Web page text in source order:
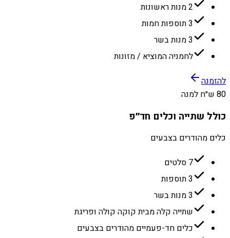
2 מנות ראשונות
3 תוספות חמות
3 מנות בשר
לחמניה המוציא / מזונות
להזמנה
80 ש״ח למנה
כולל שתייה וכלים חד״פ
כלים מהודרים בצבעים
7 סלטים
3 תוספות
3 מנות בשר
שתייה קלה מבית קוקה קולה ופריגת
כלים חד-פעמיים מהודרים בצבעים